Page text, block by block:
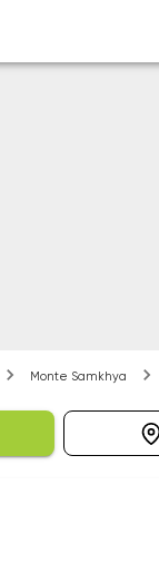
Monte Samkhya